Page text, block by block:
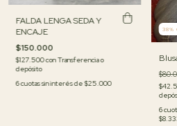
FALDA LENGA SEDA Y
ENCAJE
$150.000
$127.500conTransferencia o
depósito
6cuotas sin interés de$25.000
38%
6